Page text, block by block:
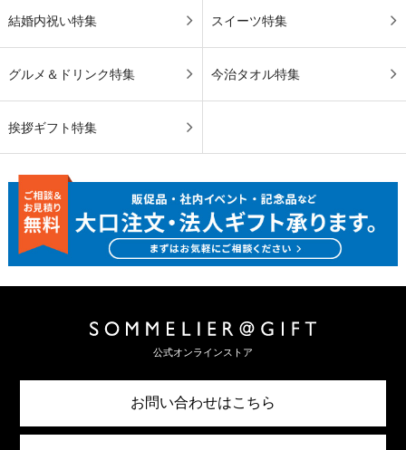
結婚内祝い特集 スイーツ特集
グルメ＆ドリンク特集 今治タオル特集
挨拶ギフト特集
公式オンラインストア
お問い合わせはこちら